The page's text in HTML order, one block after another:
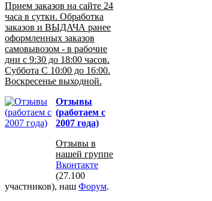
Прием заказов на сайте 24
часа в сутки. Обработка
заказов и ВЫДАЧА ранее
оформленных заказов
самовывозом - в рабочие
дни с 9:30 до 18:00 часов.
Суббота С 10:00 до 16:00.
Воскресенье выходной.
Отзывы
(работаем с
2007 года)
Отзывы в
нашей группе
Вконтакте
(27.100
участников), наш Форум.